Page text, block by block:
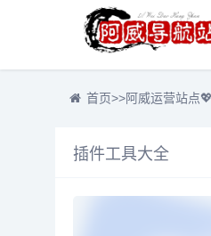
首页>>阿威运营站点💖
插件工具大全